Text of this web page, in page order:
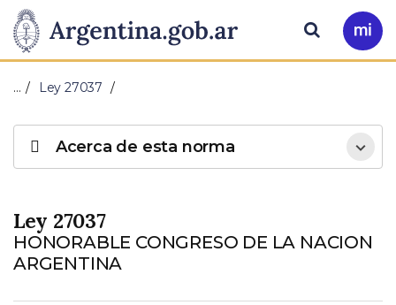
Presidencia
de
Nación
Pasar al contenido principal
Ir
a
Buscar
… Ley 27037
Ley 27037
HONORABLE CONGRESO DE LA NACION
ARGENTINA
Acerca de esta norma